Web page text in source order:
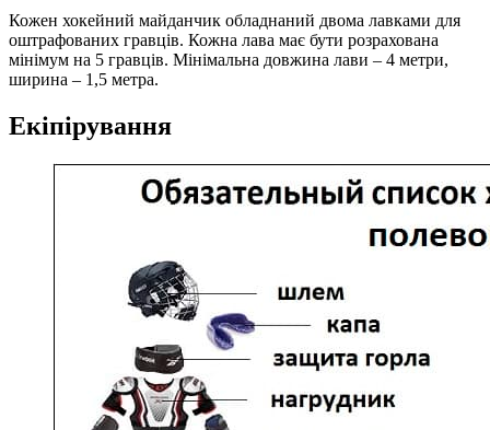
Кожен хокейний майданчик обладнаний двома лавками для
оштрафованих гравців. Кожна лава має бути розрахована
мінімум на 5 гравців. Мінімальна довжина лави – 4 метри,
ширина – 1,5 метра.
Екіпірування